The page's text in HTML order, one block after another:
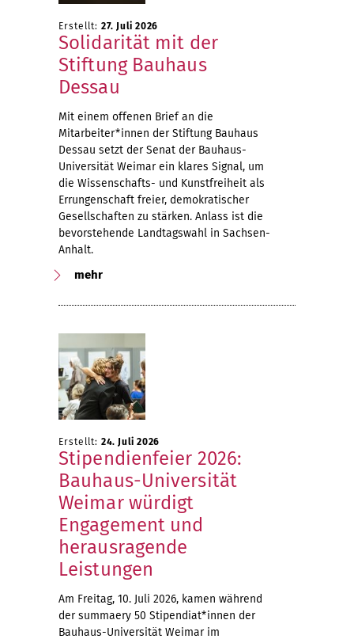
Erstellt: 27. Juli 2026
Solidarität mit der
Stiftung Bauhaus
Dessau
Mit einem offenen Brief an die
Mitarbeiter*innen der Stiftung Bauhaus
Dessau setzt der Senat der Bauhaus-
Universität Weimar ein klares Signal, um
die Wissenschafts- und Kunstfreiheit als
Errungenschaft freier, demokratischer
Gesellschaften zu stärken. Anlass ist die
bevorstehende Landtagswahl in Sachsen-
Anhalt.
mehr
Erstellt: 24. Juli 2026
Stipendienfeier 2026:
Bauhaus-Universität
Weimar würdigt
Engagement und
herausragende
Leistungen
Am Freitag, 10. Juli 2026, kamen während
der summaery 50 Stipendiat*innen der
Bauhaus-Universität Weimar im